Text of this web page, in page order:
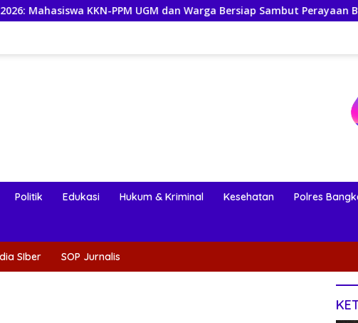
PPM UGM dan Warga Bersiap Sambut Perayaan Budaya Banggai
Politik Edukasi Hukum & Kriminal Kesehatan Polres
SIber SOP Jurnalis